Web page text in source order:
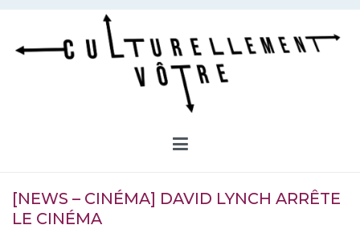
Aller
contenu
[NEWS – CINÉMA] DAVID LYNCH ARRÊTE
LE CINÉMA